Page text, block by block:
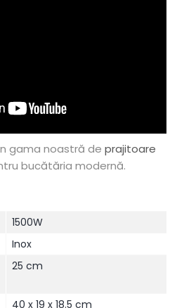
gama noastră de prajitoare
bucătăria modernă.
1500W
Inox
25 cm
40 x 19 x 18.5 cm